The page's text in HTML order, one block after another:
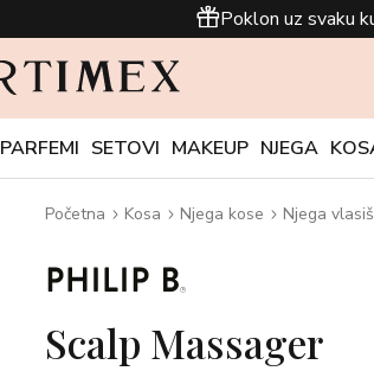
Poklon uz svaku
PARFEMI SETOVI MAKEUP NJEGA
Početna Kosa Njega kose Njega
Scalp Massager